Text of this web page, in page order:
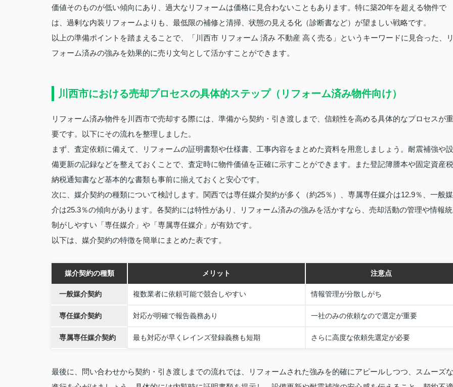
価値そのものが低い傾向にあり、過大なリフォームは価格に見合わないこともあります。特に築20年を超える物件で
は、過剰な内装リフォームよりも、最低限の補修と清掃、状態の見える化（診断書など）が望ましい戦略です。
以上の準備ポイントを踏まえることで、「川西市 リフォーム 済み 不動産 高く売る」というキーワードに見合った、
フォーム済みの強みを効果的に売り文句として活かすことができます。
川西市における売却プロセスの具体的ステップ（リフォーム済み物件向け）
リフォーム済み物件を川西市で売却する際には、準備から契約・引き渡しまで、信頼性を高める具体的なプロセスが重
要です。以下にその流れを整理しました。
まず、査定依頼に備えて、リフォームの証明書類や仕様書、工事内容をまとめた資料を用意しましょう。耐震補強や設
備更新の記録などを整えておくことで、査定時に物件価値を正確に示すことができます。また登記簿謄本や固定資産税
納税通知書など基本的な書類も事前に揃えておくと安心です。
次に、媒介契約の種類について検討します。関西では専任媒介契約が多く（約25％）、専属専任媒介は12.9％、一般媒
介は25.3％の傾向があります。各契約には特性があり、リフォーム済みの強みを活かすなら、売却活動の管理や情報統
制がしやすい「専任媒介」や「専属専任媒介」が有効です。
以下は、媒介契約の特徴を簡単にまとめた表です。
媒介契約の種類 メリット 注意点
一般媒介契約 複数業者に依頼可能で競合しやすい 情報管理が分散しがち
専任媒介契約 対応が明確で報告義務あり 一社のみの依頼なので選定が重要
専属専任媒介契約 最も対応が早くレインズ登録義務も短期 さらに高度な依頼先選定が必要
最後に、問い合わせから契約・引き渡しまでの流れでは、リフォームされた強みを的確にアピールしつつ、スムーズな